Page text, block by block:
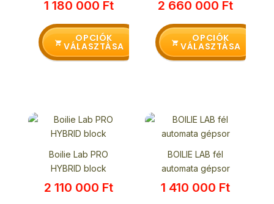
1 180 000 Ft
OPCIÓK
VÁLASZTÁSA
van.
változatok
a
termékoldalon
2 660 000 Ft
OPCIÓK
VÁLASZTÁSA
van.
változatok
a
termékoldalon
Boilie Lab PRO
HYBRID block
2 110 000 Ft
Ennek
a
több
variációja
van.
BOILIE LAB fél
automata gépsor
1 410 000 Ft
Ennek
a
több
variációja
van.